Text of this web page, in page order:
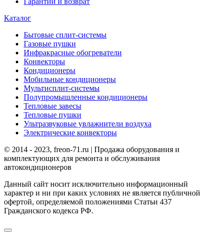
Каталог
Бытовые сплит-системы
Газовые пушки
Инфракрасные обогреватели
Конвекторы
Кондиционеры
Мобильные кондиционеры
Мультисплит-системы
Полупромышленные кондиционеры
Тепловые завесы
Тепловые пушки
Ультразвуковые увлажнители воздуха
Электрические конвекторы
© 2014 - 2023, freon-71.ru | Продажа оборудования и
комплектующих для ремонта и обслуживания
автокондиционеров
Данный сайт носит исключительно информационный
характер и ни при каких условиях не является публичной
офертой, определяемой положениями Статьи 437
Гражданского кодекса РФ.